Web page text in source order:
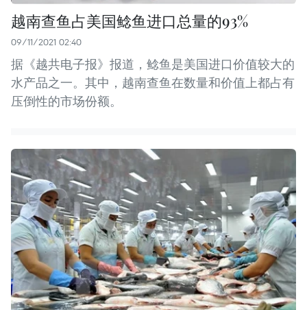
越南查鱼占美国鲶鱼进口总量的93%
09/11/2021 02:40
据《越共电子报》报道，鲶鱼是美国进口价值较大的
水产品之一。其中，越南查鱼在数量和价值上都占有
压倒性的市场份额。